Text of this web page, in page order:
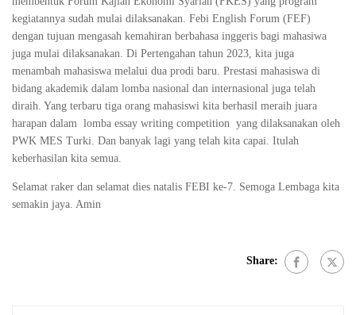
kegiatannya sudah mulai dilaksanakan. Febi English Forum (FEF)
dengan tujuan mengasah kemahiran berbahasa inggeris bagi mahasiwa
juga mulai dilaksanakan. Di Pertengahan tahun 2023, kita juga
menambah mahasiswa melalui dua prodi baru. Prestasi mahasiswa di
bidang akademik dalam lomba nasional dan internasional juga telah
diraih. Yang terbaru tiga orang mahasiswi kita berhasil meraih juara
harapan dalam lomba essay writing competition yang dilaksanakan oleh
PWK MES Turki. Dan banyak lagi yang telah kita capai. Itulah
keberhasilan kita semua.
Selamat raker dan selamat dies natalis FEBI ke-7. Semoga Lembaga kita
semakin jaya. Amin
Share: